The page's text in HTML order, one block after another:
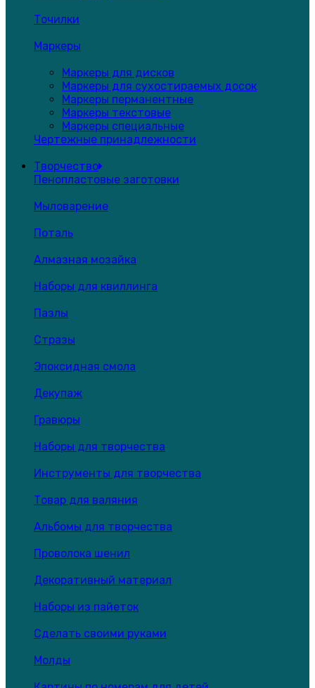
Точилки
Маркеры
Маркеры для дисков
Маркеры для сухостираемых досок
Маркеры перманентные
Маркеры текстовые
Маркеры специальные
Чертежные принадлежности
Творчество
Пенопластовые заготовки
Мыловарение
Поталь
Алмазная мозайка
Наборы для квиллинга
Пазлы
Стразы
Эпоксидная смола
Декупаж
Гравюры
Наборы для творчества
Инструменты для творчества
Товар для валяния
Альбомы для творчества
Проволока шенил
Декоративный материал
Наборы из пайеток
Сделать своими руками
Молды